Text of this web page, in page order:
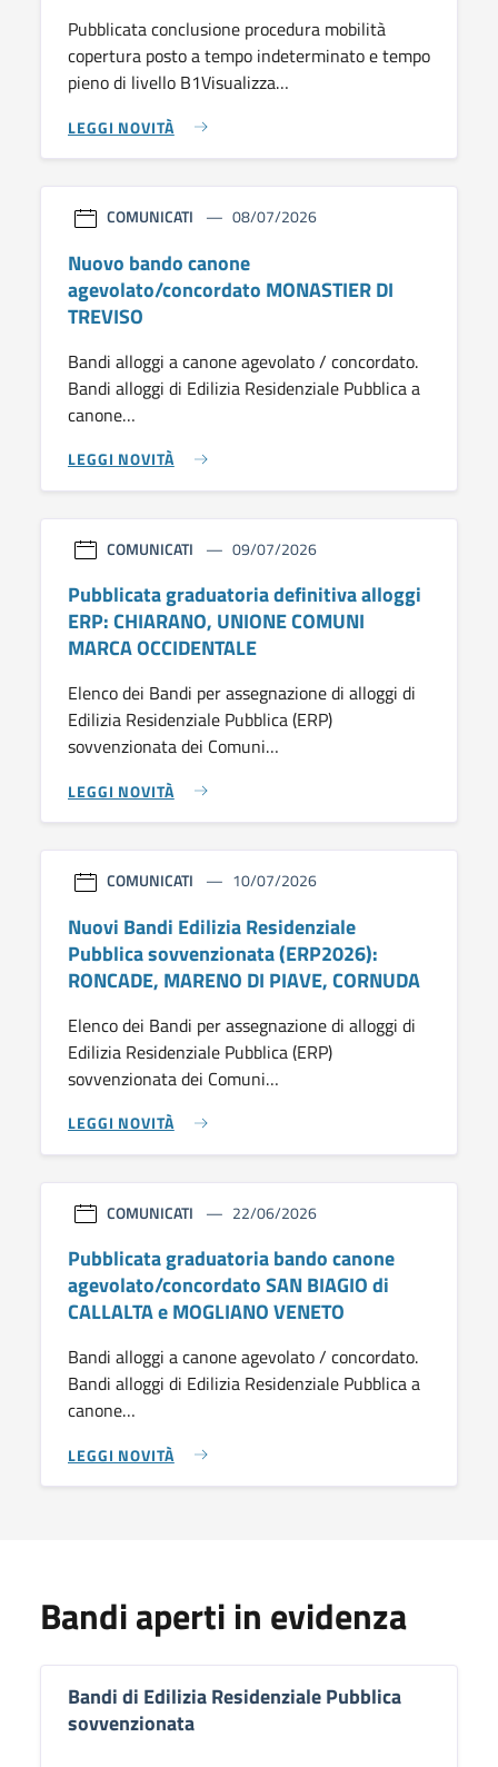
Pubblicata conclusione procedura mobilità
copertura posto a tempo indeterminato e tempo
pieno di livello B1Visualizza…
LEGGI NOVITÀ
COMUNICATI 08/07/2026
Nuovo bando canone
agevolato/concordato MONASTIER DI
TREVISO
Bandi alloggi a canone agevolato / concordato.
Bandi alloggi di Edilizia Residenziale Pubblica a
canone…
LEGGI NOVITÀ
COMUNICATI 09/07/2026
Pubblicata graduatoria definitiva alloggi
ERP: CHIARANO, UNIONE COMUNI
MARCA OCCIDENTALE
Elenco dei Bandi per assegnazione di alloggi di
Edilizia Residenziale Pubblica (ERP)
sovvenzionata dei Comuni…
LEGGI NOVITÀ
COMUNICATI 10/07/2026
Nuovi Bandi Edilizia Residenziale
Pubblica sovvenzionata (ERP2026):
RONCADE, MARENO DI PIAVE, CORNUDA
Elenco dei Bandi per assegnazione di alloggi di
Edilizia Residenziale Pubblica (ERP)
sovvenzionata dei Comuni…
LEGGI NOVITÀ
COMUNICATI 22/06/2026
Pubblicata graduatoria bando canone
agevolato/concordato SAN BIAGIO di
CALLALTA e MOGLIANO VENETO
Bandi alloggi a canone agevolato / concordato.
Bandi alloggi di Edilizia Residenziale Pubblica a
canone…
LEGGI NOVITÀ
Bandi aperti in evidenza
Bandi di Edilizia Residenziale Pubblica
sovvenzionata